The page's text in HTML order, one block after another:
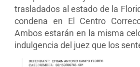
trasladados al estado de la
condena en El Centro
Ambos estarán en la misma
indulgencia del juez que los